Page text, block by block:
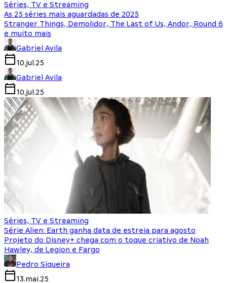
Séries, TV e Streaming
As 25 séries mais aguardadas de 2025
Stranger Things, Demolidor, The Last of Us, Andor, Round 6
e muito mais
Gabriel Avila
10.jul.25
Gabriel Avila
10.jul.25
Séries, TV e Streaming
Série Alien: Earth ganha data de estreia para agosto
Projeto do Disney+ chega com o toque criativo de Noah
Hawley, de Legion e Fargo
Pedro Siqueira
13.mai.25